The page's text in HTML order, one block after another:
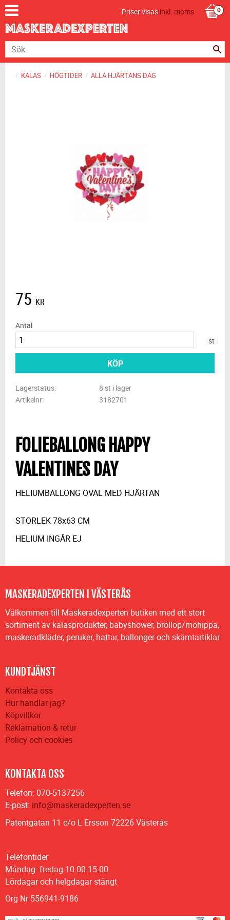
Priser visasinkl. moms
KALAS HÖGTIDER ALLA HJÄRTANS DAG
75 KR
Antal
st
KÖP
Lagerstatus
8 st i lager
Artikelnr
3182701
FOLIEBALLONG HAPPY
VALENTINES DAY
HELIUMBALLONG OVAL MED HJÄRTAN
STORLEK 78x63 CM
HELIUM INGÅR EJ
MASKERADEXPERTEN I VÄSTERÅS
Välkommen till Maskeradexperten butiken med ett stort
sortiment av kalasprodukter, babyshower, bröllop/möhippa,
maskeradkläder, peruker, hattar, ballonger och skämtartiklar
KUNDTJÄNST
Kontakta oss
Hur handlar jag?
Köpvillkor
Reklamation & retur
Policy och cookies
KONTAKTA OSS
Telefon: 070-5137256
E-post: info@maskeradexperten.se
Patentgatan 11 c/o L Ersson 72226 Västerås
Telefontider
Måndag- fredag 10.00-15.00
Lördagar och helgdagar stängt
Org Nr 556941-9186